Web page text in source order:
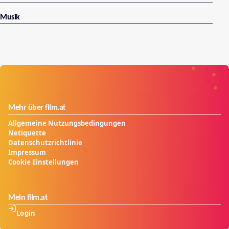
Musik
Mehr über film.at
Allgemeine Nutzungsbedingungen
Netiquette
Datenschutzrichtlinie
Impressum
Cookie Einstellungen
Mein film.at
Login